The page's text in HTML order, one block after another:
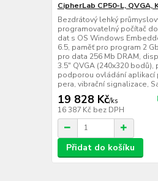
CipherLab CP50-L, QVGA,
Bezdrátový lehký
programovatelný počítač
dat s OS Windows
6.5, paměť pro program 2
pro data 256 Mb DRAM,
3.5" QVGA (240x320 bodů),
podporou ovládání aplikací
pera, vibrační signalizace,
19 828 Kč/ks
16 387 Kč bez DPH
Přidat do košíku